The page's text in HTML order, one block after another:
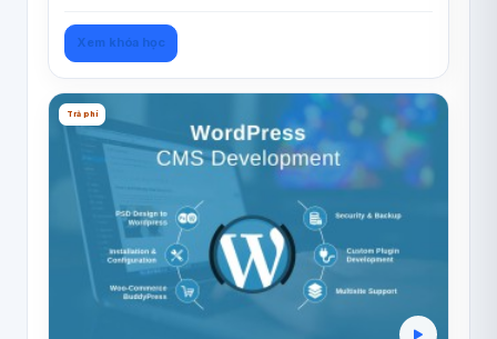
Xem khóa học
Trả phí